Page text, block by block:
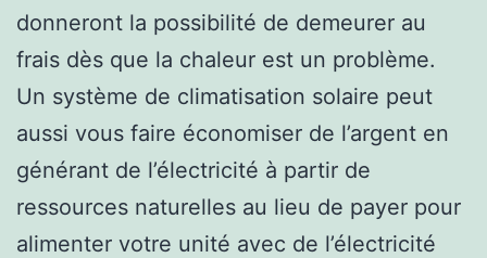
donneront la possibilité de demeurer au
frais dès que la chaleur est un problème.
Un système de climatisation solaire peut
aussi vous faire économiser de l’argent en
générant de l’électricité à partir de
ressources naturelles au lieu de payer pour
alimenter votre unité avec de l’électricité